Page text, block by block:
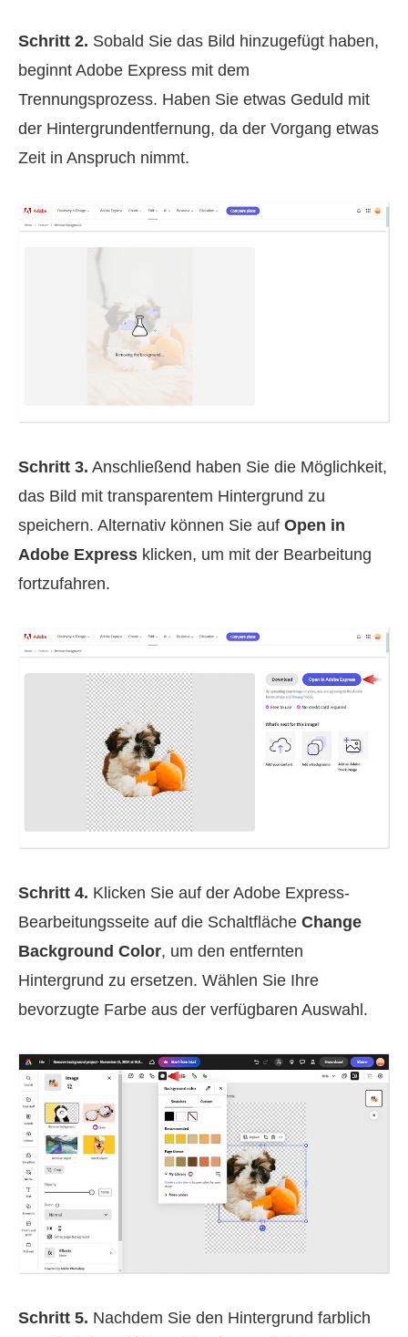
Schritt 2. Sobald Sie das Bild hinzugefügt haben,
beginnt Adobe Express mit dem
Trennungsprozess. Haben Sie etwas Geduld mit
der Hintergrundentfernung, da der Vorgang etwas
Zeit in Anspruch nimmt.
Schritt 3. Anschließend haben Sie die Möglichkeit,
das Bild mit transparentem Hintergrund zu
speichern. Alternativ können Sie auf Open in
Adobe Express klicken, um mit der Bearbeitung
fortzufahren.
Schritt 4. Klicken Sie auf der Adobe Express-
Bearbeitungsseite auf die Schaltfläche Change
Background Color, um den entfernten
Hintergrund zu ersetzen. Wählen Sie Ihre
bevorzugte Farbe aus der verfügbaren Auswahl.
Schritt 5. Nachdem Sie den Hintergrund farblich